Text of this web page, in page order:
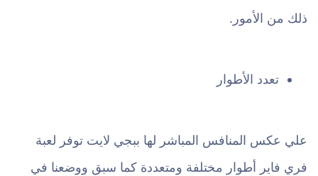
ذلك من الأمور.
تعدد الأطوار
علي عكس المنافس المباشر لها ببجي لايت توفر لعبة
فري فاير أطوار مختلفة ومتعددة كما سبق ووضعنا في